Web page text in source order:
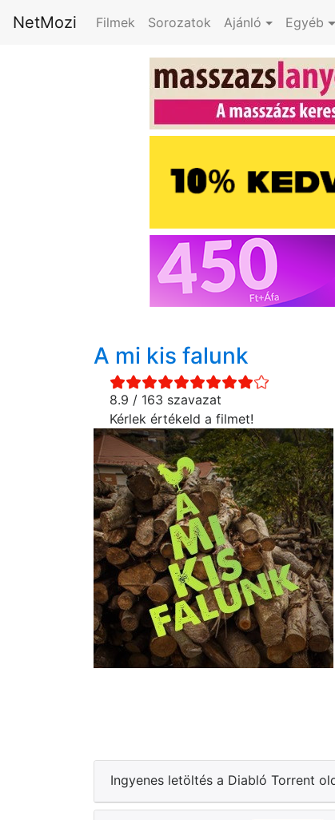
NetMozi Filmek Sorozatok Ajánló Egyéb
A mi kis falunk
8.9 / 163 szavazat
Kérlek értékeld a filmet!
Ingyenes letöltés a Diabló Torrent